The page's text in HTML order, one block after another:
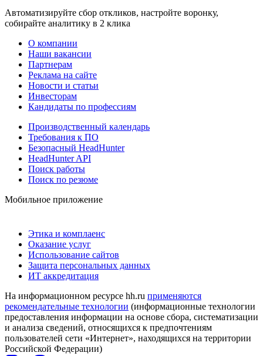
Автоматизируйте сбор откликов, настройте воронку,
собирайте аналитику в 2 клика
О компании
Наши вакансии
Партнерам
Реклама на сайте
Новости и статьи
Инвесторам
Кандидаты по профессиям
Производственный календарь
Требования к ПО
Безопасный HeadHunter
HeadHunter API
Поиск работы
Поиск по резюме
Мобильное приложение
Этика и комплаенс
Оказание услуг
Использование сайтов
Защита персональных данных
ИТ аккредитация
На информационном ресурсе hh.ru применяются
рекомендательные технологии (информационные технологии
предоставления информации на основе сбора, систематизации
и анализа сведений, относящихся к предпочтениям
пользователей сети «Интернет», находящихся на территории
Российской Федерации)